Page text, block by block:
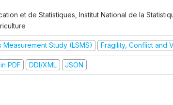
et de Statistiques, Institut National de la
Measurement Study (LSMS) Fragility, Conflict and
PDF DDI/XML JSON